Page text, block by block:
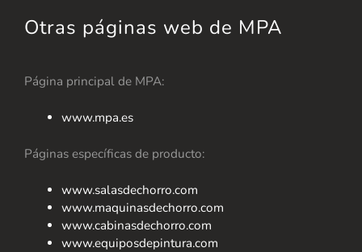
Otras páginas web de MPA
Página principal de MPA:
www.mpa.es
Páginas específicas de producto:
www.salasdechorro.com
www.maquinasdechorro.com
www.cabinasdechorro.com
www.equiposdepintura.com